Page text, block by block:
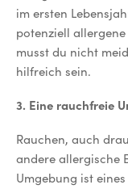
im ersten
potenziell
musst du nicht
hilfreich sein.
3. Eine rauchfreie
Rauchen, auch
andere allergische
Umgebung ist